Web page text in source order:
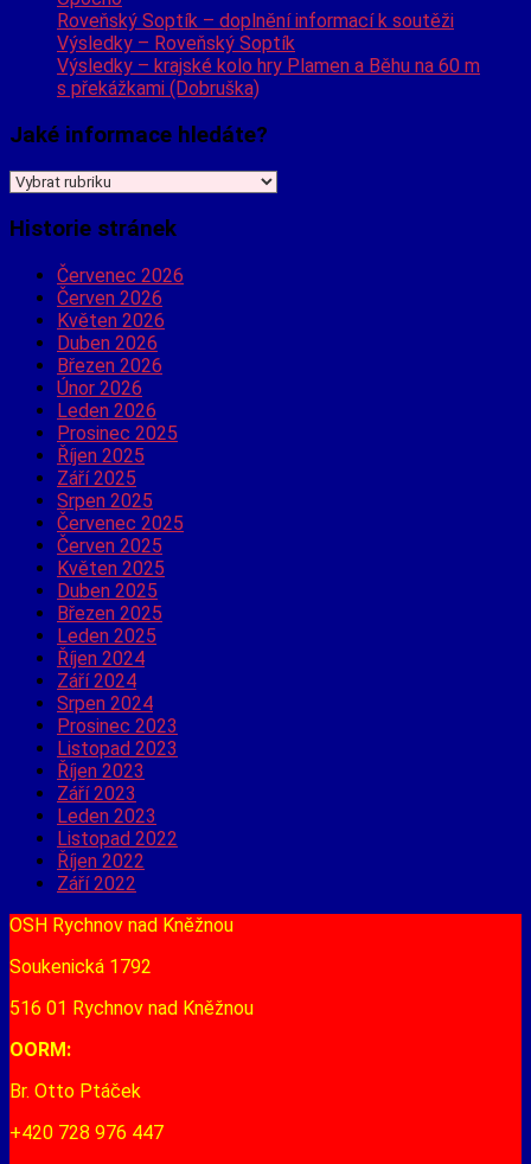
Roveňský Soptík – doplnění informací k soutěži
Výsledky – Roveňský Soptík
Výsledky – krajské kolo hry Plamen a Běhu na 60 m
s překážkami (Dobruška)
Jaké informace hledáte?
Jaké
hledáte?
Historie stránek
Červenec 2026
Červen 2026
Květen 2026
Duben 2026
Březen 2026
Únor 2026
Leden 2026
Prosinec 2025
Říjen 2025
Září 2025
Srpen 2025
Červenec 2025
Červen 2025
Květen 2025
Duben 2025
Březen 2025
Leden 2025
Říjen 2024
Září 2024
Srpen 2024
Prosinec 2023
Listopad 2023
Říjen 2023
Září 2023
Leden 2023
Listopad 2022
Říjen 2022
Září 2022
OSH Rychnov nad Kněžnou
Soukenická 1792
516 01 Rychnov nad Kněžnou
OORM:
Br. Otto Ptáček
+420 728 976 447